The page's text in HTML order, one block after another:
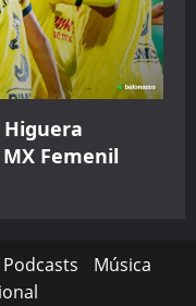
Higuera
Femenil
Podcasts
Música